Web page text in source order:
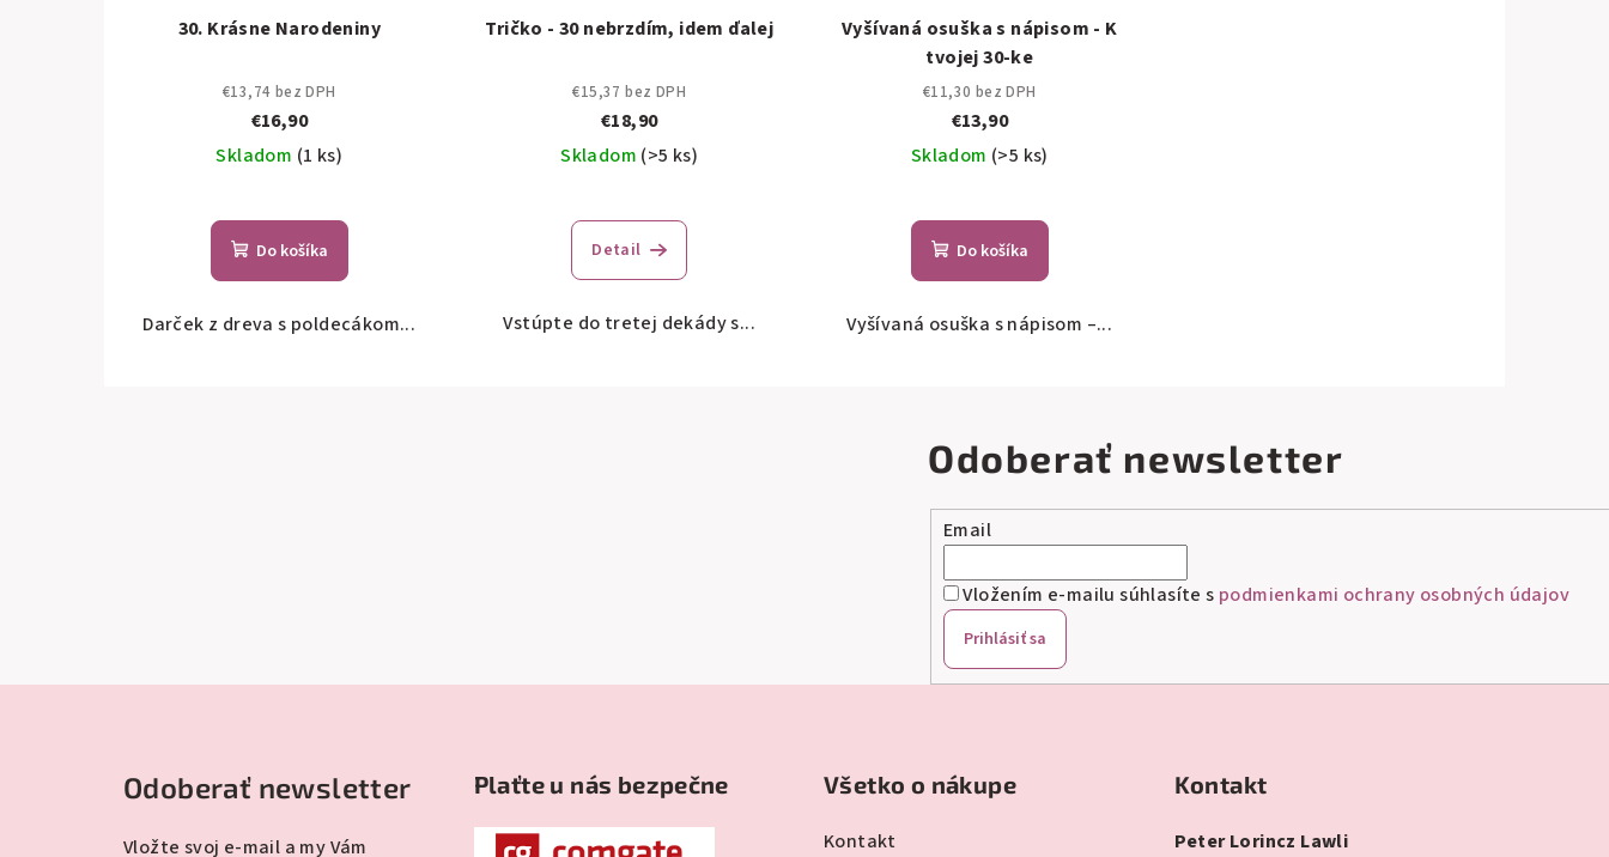
30. Krásne Narodeniny
€13,74 bez DPH
€16,90
Skladom (1 ks)
Do košíka
Darček z dreva s poldecákom...
Tričko - 30 nebrzdím, idem ďalej
€15,37 bez DPH
€18,90
Skladom (>5 ks)
Detail
Vstúpte do tretej dekády s...
Vyšívaná osuška s nápisom - K
tvojej 30-ke
€11,30 bez DPH
€13,90
Skladom (>5 ks)
Do košíka
Vyšívaná osuška s nápisom –...
Odoberať newsletter
Email
Vložením e-mailu súhlasíte s podmienkami ochrany osobných údajov
Prihlásiť sa
Odoberať newsletter
Vložte svoj e-mail a my Vám
Plaťte u nás bezpečne Všetko o nákupe
Kontakt
Kontakt
Peter Lorincz Lawli